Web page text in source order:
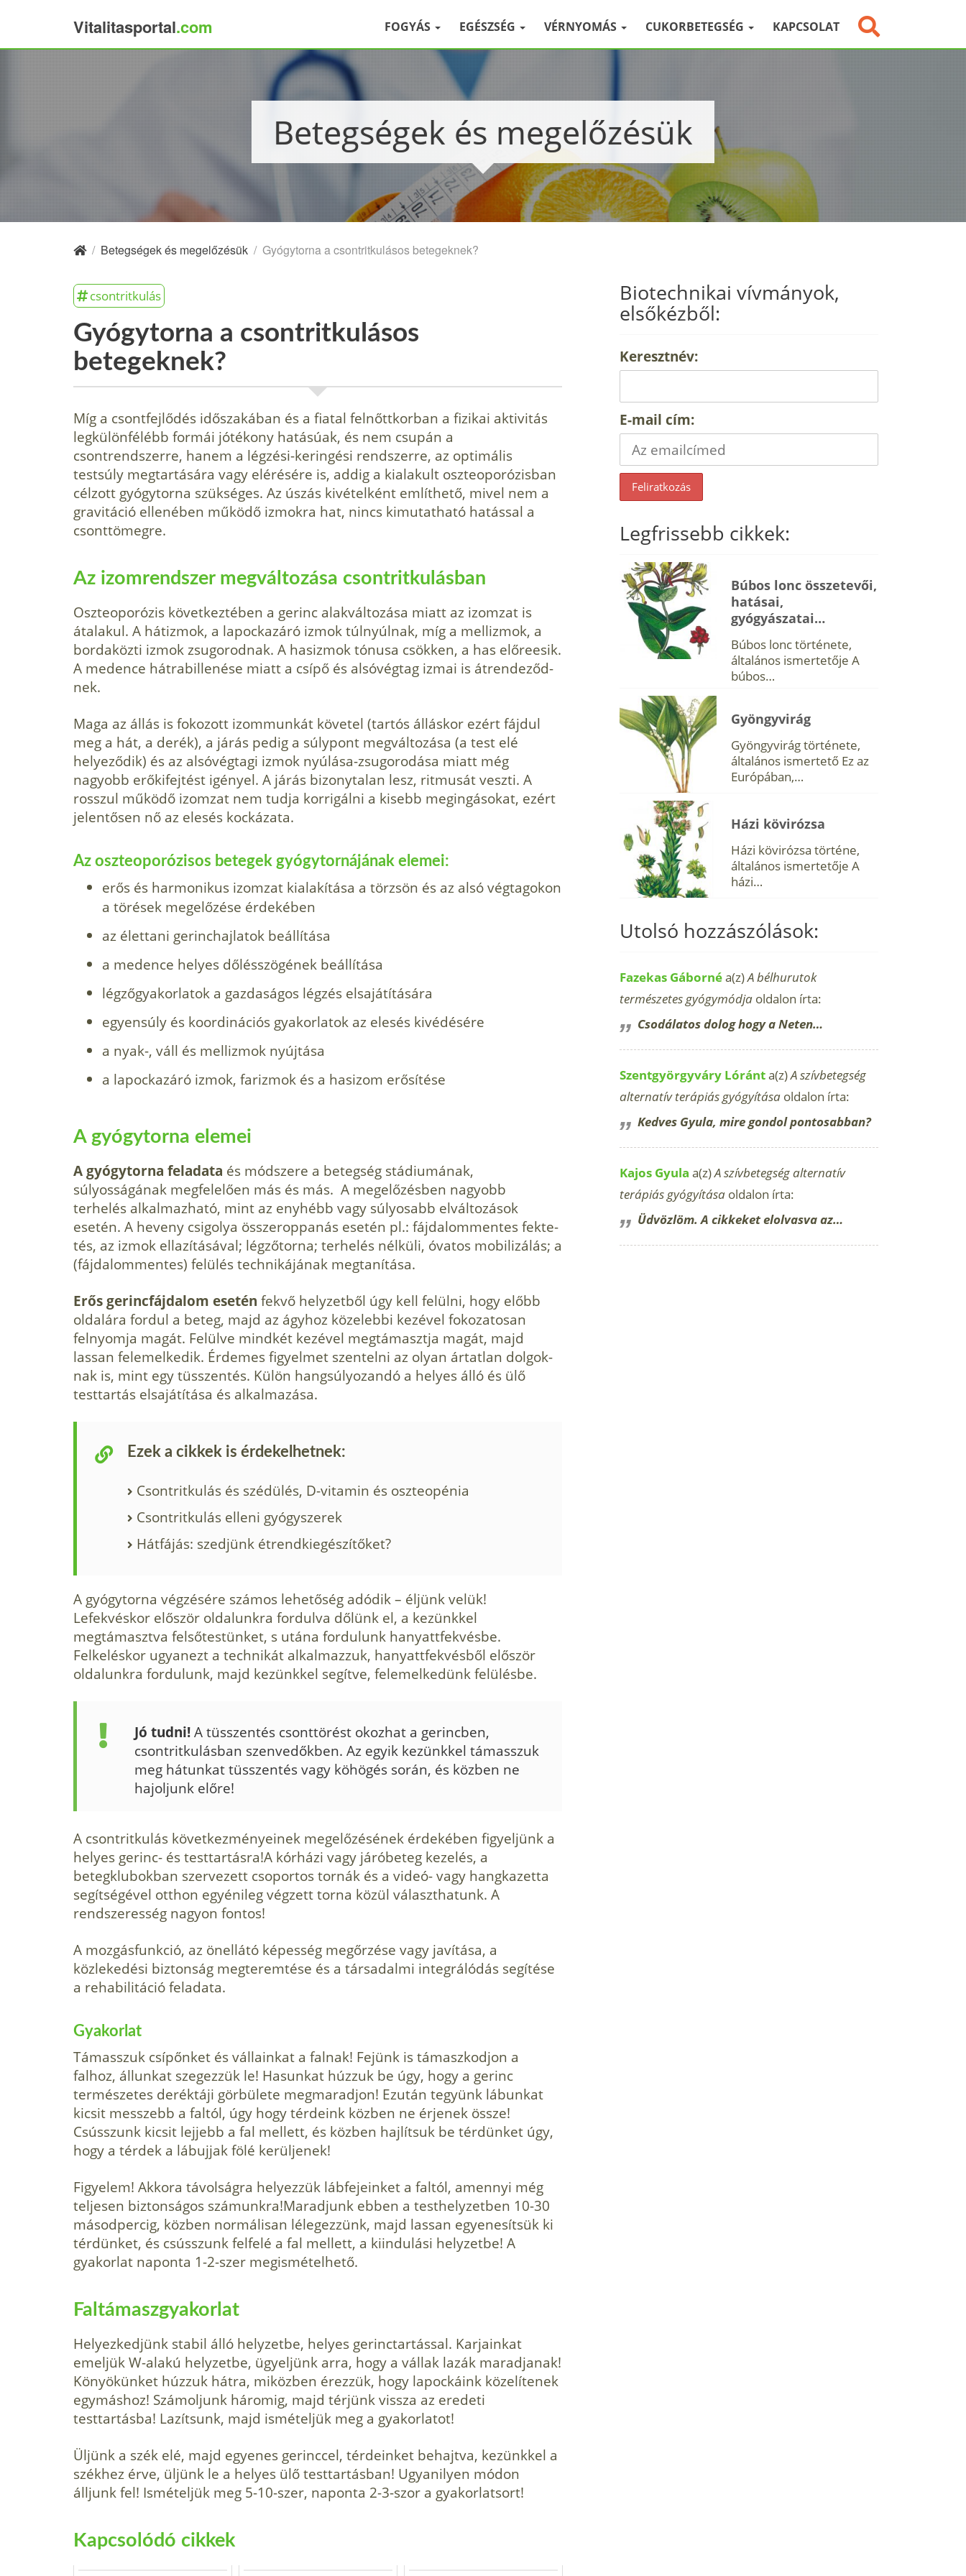
Vitalitasportal.com FOGYÁS EGÉSZSÉG VÉRNYOMÁS CUKORBETEGSÉG KAPCSOLAT
Betegségek és megelőzésük
/ Betegségek és megelőzésük / Gyógytorna a csontritkulásos betegeknek?
csontritkulás
Gyógytorna a csontritkulásos
betegeknek?
Míg a csontfejlődés időszakában és a fiatal felnőttkorban a fizikai aktivitás
legkülönfélébb formái jótékony hatásúak, és nem csupán a
csontrendszerre, hanem a légzési-keringési rendszerre, az optimális
testsúly megtartására vagy elérésé­re is, addig a kialakult oszteoporózisban
célzott gyógytor­na szükséges. Az úszás kivételként említhető, mivel nem a
gravitáció ellenében működő izmokra hat, nincs kimutatha­tó hatással a
csonttömegre.
Az izomrendszer megváltozása csontritkulásban
Oszteoporózis következtében a gerinc alakváltozása miatt az izomzat is
átalakul. A hátizmok, a lapockazáró izmok túl­nyúlnak, míg a mellizmok, a
bordaközti izmok zsugorodnak. A hasizmok tónusa csökken, a has előreesik.
A medence hátrabillenése miatt a csípő és alsóvégtag izmai is átrendeződ­
nek.
Maga az állás is fokozott izommunkát követel (tartós álláskor ezért fájdul
meg a hát, a derék), a járás pedig a súly­pont megváltozása (a test elé
helyeződik) és az alsóvégtagi izmok nyúlása-zsugorodása miatt még
nagyobb erőkifejtést igényel. A járás bizonytalan lesz, ritmusát veszti. A
rosszul működő izomzat nem tudja korrigálni a kisebb megingáso­kat, ezért
jelentősen nő az elesés kockázata.
Az oszteoporózisos betegek gyógytornájának elemei:
erős és harmonikus izomzat kialakítása a törzsön és az alsó végtagokon
a törések megelőzése érdekében
az élettani gerinchajlatok beállítása
a medence helyes dőlésszögének beállítása
légzőgyakorlatok a gazdaságos légzés elsajátítására
egyensúly és koordinációs gyakorlatok az elesés kivédésére
a nyak-, váll és mellizmok nyújtása
a lapockazáró izmok, farizmok és a hasizom erősítése
A gyógytorna elemei
A gyógytorna feladata és módszere a betegség stádiumának,
súlyosságának megfelelően más és más. A megelőzésben nagyobb
terhelés alkalmazható, mint az enyhébb vagy súlyosabb elváltozások
esetén. A heveny csigolya összeroppanás esetén pl.: fájdalommentes fekte­
tés, az izmok ellazításával; légzőtorna; terhelés nélküli, óvatos mobilizálás; a
(fájdalommentes) felülés technikájá­nak megtanítása.
Erős gerincfájdalom esetén fekvő helyzetből úgy kell felülni, hogy előbb
oldalára fordul a beteg, majd az ágy­hoz közelebbi kezével fokozatosan
felnyomja magát. Felül­ve mindkét kezével megtámasztja magát, majd
lassan felemelkedik. Érdemes figyelmet szentelni az olyan ártatlan dolgok­
nak is, mint egy tüsszentés. Külön hangsúlyo­zandó a helyes álló és ülő
testtartás elsajátítása és alkalma­zása.
Ezek a cikkek is érdekelhetnek:
Csontritkulás és szédülés, D-vitamin és oszteopénia
Csontritkulás elleni gyógyszerek
Hátfájás: szedjünk étrendkiegészítőket?
A gyógytorna végzésére számos lehetőség adó­dik – éljünk velük!
Lefekvéskor először oldalunkra fordulva dőlünk el, a kezünkkel
megtámasztva felsőtestünket, s utána fordulunk hanyattfekvésbe.
Felkeléskor ugyanezt a technikát alkalmazzuk, hanyattfekvésből először
oldalunkra fordulunk, majd kezünkkel segítve, felemelke­dünk felülésbe.
Jó tudni!A tüsszentés csonttörést okozhat a gerincben,
csontritkulásban szenvedőkben. Az egyik kezünkkel támasszuk
meg hátunkat tüsszentés vagy köhögés során, és közben ne
hajoljunk előre!
A csontritkulás következményeinek megelőzésének érdekében figyeljünk a
helyes gerinc- és testtartásra!A kórházi vagy járóbeteg kezelés, a
betegklubokban szervezett csoportos tornák és a videó- vagy hangkazetta
segítsé­gével otthon egyénileg végzett torna közül vá­laszthatunk. A
rendszeresség nagyon fontos!
A mozgásfunkció, az önellátó képesség megőrzése vagy javítása, a
közlekedési biztonság megteremtése és a társa­dalmi integrálódás segítése
a rehabilitáció feladata.
Gyakorlat
Támasszuk csípőnket és vállainkat a falnak! Fejünk is támaszkodjon a
falhoz, állunkat szegezzük le! Hasunkat húzzuk be úgy, hogy a gerinc
természetes deréktáji görbülete megmaradjon! Ezután tegyünk lábunkat
kicsit messzebb a faltól, úgy hogy térdeink közben ne érjenek össze!
Csússzunk kicsit lejjebb a fal mellett, és közben hajlítsuk be térdünket úgy,
hogy a térdek a lábujjak fölé kerüljenek!
Figyelem! Akkora távolságra helyezzük lábfejeinket a faltól, amennyi még
teljesen biztonságos számunkra!Maradjunk ebben a testhelyzetben 10-30
másodpercig, közben normálisan lélegezzünk, majd lassan egyenesítsük ki
térdünket, és csússzunk felfelé a fal mellett, a kiindulási helyzetbe! A
gyakorlat naponta 1-2-szer megismételhető.
Faltámaszgyakorlat
Helyezkedjünk stabil álló helyzetbe, helyes gerinctartással. Karjainkat
emeljük W-alakú helyzetbe, ügyeljünk arra, hogy a vállak lazák maradjanak!
Könyökünket húzzuk hátra, miközben érezzük, hogy lapockáink közelítenek
egymáshoz! Számoljunk háromig, majd térjünk vissza az eredeti
testtartásba! Lazítsunk, majd ismételjük meg a gyakorlatot!
Üljünk a szék elé, majd egyenes gerinccel, térdeinket behajtva, kezünkkel a
székhez érve, üljünk le a helyes ülő testtartásban! Ugyanilyen módon
álljunk fel! Ismételjük meg 5-10-szer, naponta 2-3-szor a gyakorlatsort!
Kapcsolódó cikkek
Biotechnikai vívmányok,
elsőkézből:
Keresztnév:
E-mail cím:
Legfrissebb cikkek:
Búbos lonc összetevői,
hatásai,
gyógyászatai…
Búbos lonc története,
általános ismertetője A
búbos…
Gyöngyvirág
Gyöngyvirág története,
általános ismertető Ez az
Európában,…
Házi kövirózsa
Házi kövirózsa történe,
általános ismertetője A
házi…
Utolsó hozzászólások:
Fazekas Gábornéa(z)A bélhurutok
természetes gyógymódja oldalon írta:
Csodálatos dolog hogy a Neten…
Szentgyörgyváry Lóránta(z)A szívbetegség
alternatív terápiás gyógyítása oldalon írta:
Kedves Gyula, mire gondol pontosabban?
Kajos Gyula a(z)A szívbetegség alternatív
terápiás gyógyítása oldalon írta:
Üdvözlöm. A cikkeket elolvasva az…
×